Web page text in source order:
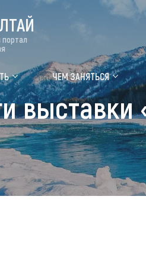
Где
портал
ЧЕМ ЗАНЯТЬСЯ
выставки